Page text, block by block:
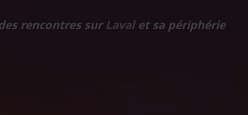
rencontres surLavalet sa périphérie